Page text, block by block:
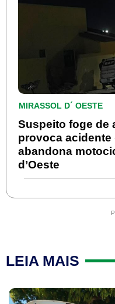
MIRASSOL D´ OESTE
Suspeito foge de
provoca
abandona
d’Oeste
LEIA MAIS